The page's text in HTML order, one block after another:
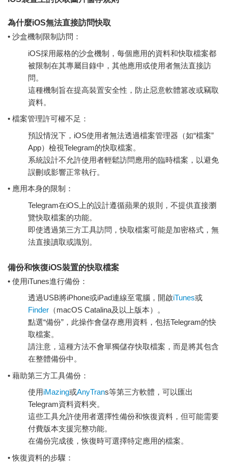
為什麼iOS無法直接訪問快取
• 沙盒機制限制訪問：
iOS採用嚴格的沙盒機制，每個應用的資料和快取檔案都
被限制在其專屬目錄中，其他應用或使用者無法直接訪
問。
這種機制旨在提高裝置安全性，防止惡意軟體篡改或竊取
資料。
• 檔案管理許可權不足：
預設情況下，iOS使用者無法透過檔案管理器（如“檔案”
App）檢視Telegram的快取檔案。
系統設計不允許使用者輕鬆訪問應用的臨時檔案，以避免
誤刪或影響正常執行。
• 應用本身的限制：
Telegram在iOS上的設計遵循蘋果的規則，不提供直接瀏
覽快取檔案的功能。
即使透過第三方工具訪問，快取檔案可能是加密格式，無
法直接讀取或識別。
備份和恢復iOS裝置的快取檔案
• 使用iTunes進行備份：
透過USB將iPhone或iPad連線至電腦，開啟iTunes或
Finder （macOS Catalina及以上版本）。
點選“備份”，此操作會儲存應用資料，包括Telegram的快
取檔案。
請注意，這種方法不會單獨儲存快取檔案，而是將其包含
在整體備份中。
• 藉助第三方工具備份：
使用iMazing或AnyTrans等第三方軟體，可以匯出
Telegram資料資料夾。
這些工具允許使用者選擇性備份和恢復資料，但可能需要
付費版本支援完整功能。
在備份完成後，恢復時可選擇特定應用的檔案。
• 恢復資料的步驟：